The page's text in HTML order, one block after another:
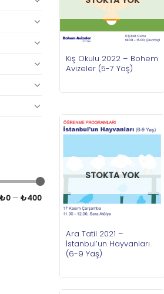
₺0— ₺400
Kış Okulu 2022 – Bohem
Avizeler (5-7 Yaş)
STOKTA YOK
Ara Tatil 2021 –
İstanbul’un Hayvanları
(6-9 Yaş)